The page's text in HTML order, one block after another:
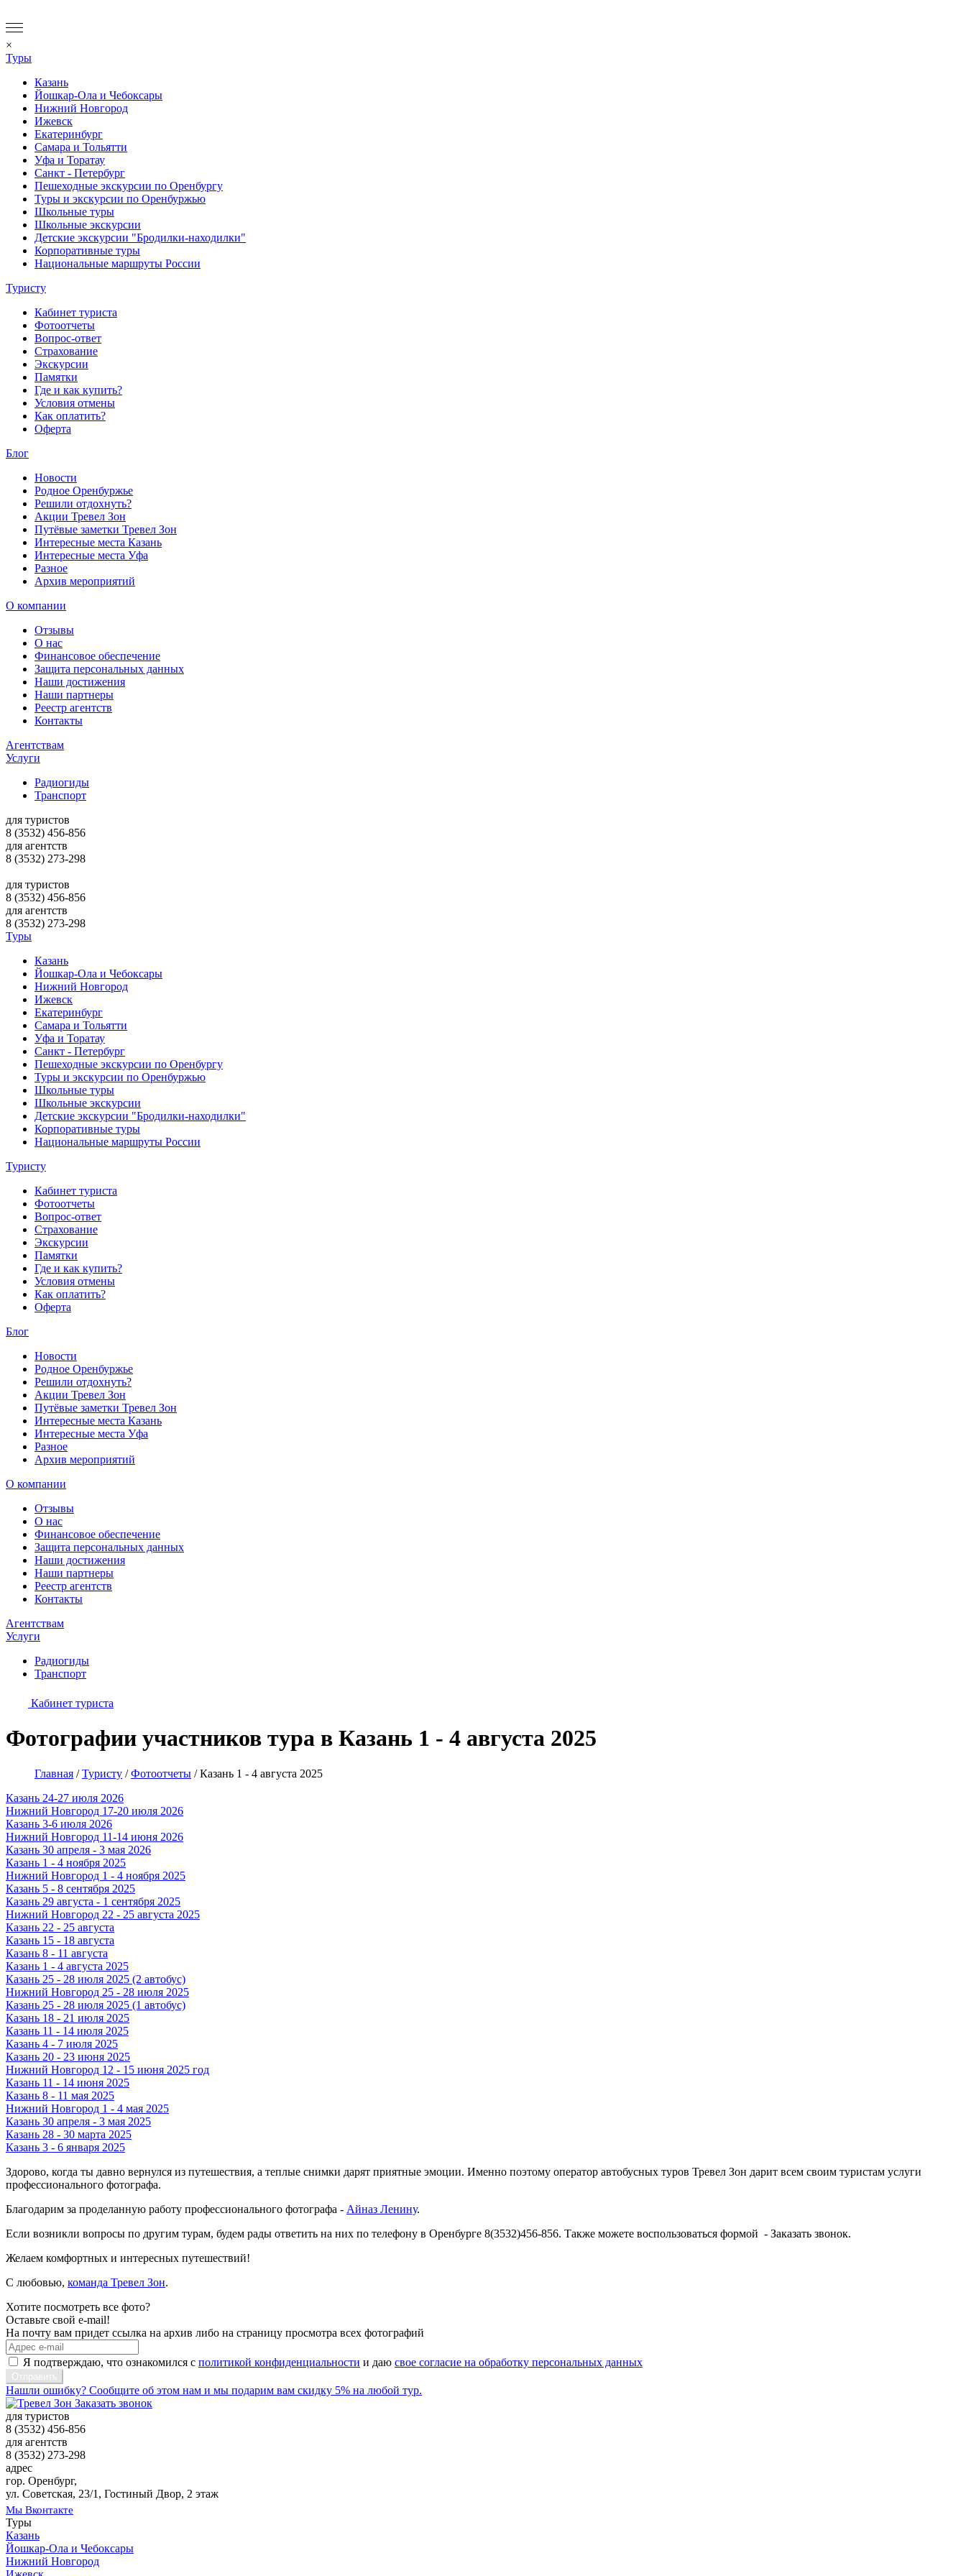
×
Туры
Казань
Йошкар-Ола и Чебоксары
Нижний Новгород
Ижевск
Екатеринбург
Самара и Тольятти
Уфа и Торатау
Санкт - Петербург
Пешеходные экскурсии по Оренбургу
Туры и экскурсии по Оренбуржью
Школьные туры
Школьные экскурсии
Детские экскурсии "Бродилки-находилки"
Корпоративные туры
Национальные маршруты России
Туристу
Кабинет туриста
Фотоотчеты
Вопрос-ответ
Страхование
Экскурсии
Памятки
Где и как купить?
Условия отмены
Как оплатить?
Оферта
Блог
Новости
Родное Оренбуржье
Решили отдохнуть?
Акции Тревел Зон
Путёвые заметки Тревел Зон
Интересные места Казань
Интересные места Уфа
Разное
Архив мероприятий
О компании
Отзывы
О нас
Финансовое обеспечение
Защита персональных данных
Наши достижения
Наши партнеры
Реестр агентств
Контакты
Агентствам
Услуги
Радиогиды
Транспорт
для туристов
8 (3532) 456-856
для агентств
8 (3532) 273-298
для туристов
8 (3532) 456-856
для агентств
8 (3532) 273-298
Туры
Казань
Йошкар-Ола и Чебоксары
Нижний Новгород
Ижевск
Екатеринбург
Самара и Тольятти
Уфа и Торатау
Санкт - Петербург
Пешеходные экскурсии по Оренбургу
Туры и экскурсии по Оренбуржью
Школьные туры
Школьные экскурсии
Детские экскурсии "Бродилки-находилки"
Корпоративные туры
Национальные маршруты России
Туристу
Кабинет туриста
Фотоотчеты
Вопрос-ответ
Страхование
Экскурсии
Памятки
Где и как купить?
Условия отмены
Как оплатить?
Оферта
Блог
Новости
Родное Оренбуржье
Решили отдохнуть?
Акции Тревел Зон
Путёвые заметки Тревел Зон
Интересные места Казань
Интересные места Уфа
Разное
Архив мероприятий
О компании
Отзывы
О нас
Финансовое обеспечение
Защита персональных данных
Наши достижения
Наши партнеры
Реестр агентств
Контакты
Агентствам
Услуги
Радиогиды
Транспорт
Кабинет туриста
Фотографии участников тура в Казань 1 - 4 августа 2025
Главная /Туристу /Фотоотчеты /Казань 1 - 4 августа 2025
Казань 24-27 июля 2026
Нижний Новгород 17-20 июля 2026
Казань 3-6 июля 2026
Нижний Новгород 11-14 июня 2026
Казань 30 апреля - 3 мая 2026
Казань 1 - 4 ноября 2025
Нижний Новгород 1 - 4 ноября 2025
Казань 5 - 8 сентября 2025
Казань 29 августа - 1 сентября 2025
Нижний Новгород 22 - 25 августа 2025
Казань 22 - 25 августа
Казань 15 - 18 августа
Казань 8 - 11 августа
Казань 1 - 4 августа 2025
Казань 25 - 28 июля 2025 (2 автобус)
Нижний Новгород 25 - 28 июля 2025
Казань 25 - 28 июля 2025 (1 автобус)
Казань 18 - 21 июля 2025
Казань 11 - 14 июля 2025
Казань 4 - 7 июля 2025
Казань 20 - 23 июня 2025
Нижний Новгород 12 - 15 июня 2025 год
Казань 11 - 14 июня 2025
Казань 8 - 11 мая 2025
Нижний Новгород 1 - 4 мая 2025
Казань 30 апреля - 3 мая 2025
Казань 28 - 30 марта 2025
Казань 3 - 6 января 2025
Здорово, когда ты давно вернулся из путешествия, а теплые снимки дарят приятные эмоции. Именно поэтому оператор автобусных туров Тревел Зон дарит всем своим туристам услуги
профессионального фотографа.
Благодарим за проделанную работу профессионального фотографа - Айназ Ленину.
Если возникли вопросы по другим турам, будем рады ответить на них по телефону в Оренбурге 8(3532)456-856. Также можете воспользоваться формой - Заказать звонок.
Желаем комфортных и интересных путешествий!
С любовью, команда Тревел Зон.
Хотите посмотреть все фото?
Оставьте свой e-mail!
На почту вам придет ссылка на архив либо на страницу просмотра всех фотографий
Я подтверждаю, что ознакомился с политикой конфиденциальности и даю свое согласие на обработку персональных данных
Нашли ошибку? Сообщите об этом нам и мы подарим вам скидку 5% на любой тур.
Заказать звонок
для туристов
8 (3532) 456-856
для агентств
8 (3532) 273-298
адрес
гор. Оренбург,
ул. Советская, 23/1, Гостиный Двор, 2 этаж
Мы Вконтакте
Туры
Казань
Йошкар-Ола и Чебоксары
Нижний Новгород